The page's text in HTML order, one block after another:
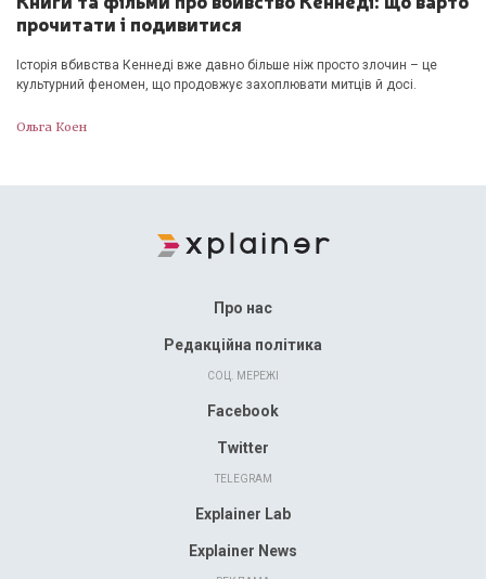
прочитати і подивитися
Історія вбивства Кеннеді вже давно більше ніж просто злочин – це
культурний феномен, що продовжує захоплювати митців й досі.
Ольга Коен
Про нас
Редакційна політика
СОЦ. МЕРЕЖІ
Facebook
Twitter
TELEGRAM
Explainer Lab
Explainer News